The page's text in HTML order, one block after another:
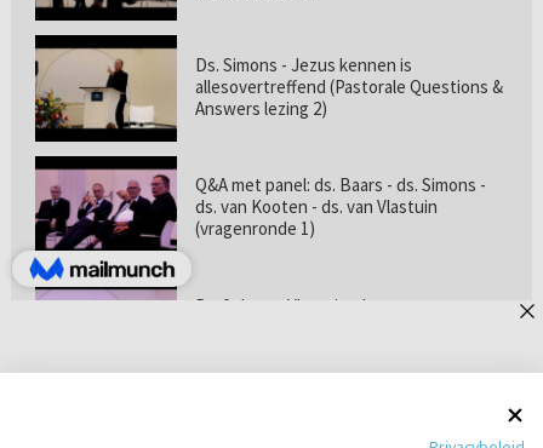
Ds. Simons - Jezus kennen is
allesovertreffend (Pastorale Questions &
Answers lezing 2)
Q&A met panel: ds. Baars - ds. Simons -
ds. van Kooten - ds. van Vlastuin
(vragenronde 1)
Prof. dr. van Vlastuin - Is